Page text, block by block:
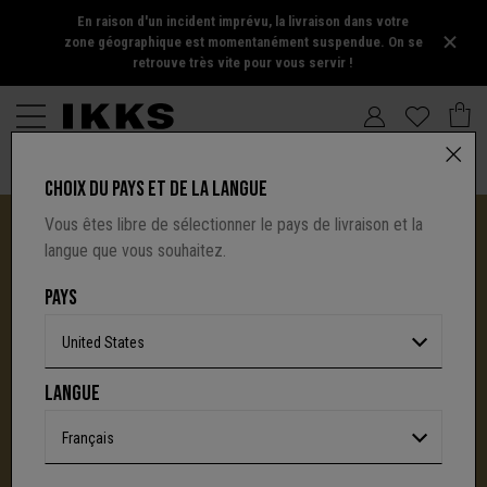
En raison d'un incident imprévu, la livraison dans votre
zone géographique est momentanément suspendue. On se
retrouve très vite pour vous servir !
UNE NOUVELLE PAGE S'ÉCRIT AVEC IKKS
C'est la fin d'une aventure : le site I.Code ferme
définitivement.Mais l'audace, la créativité
CHOIX DU PAYS ET DE LA LANGUE
Vous êtes libre de sélectionner le pays de livraison et la
langue que vous souhaitez.
PAYS
United States
LANGUE
Français